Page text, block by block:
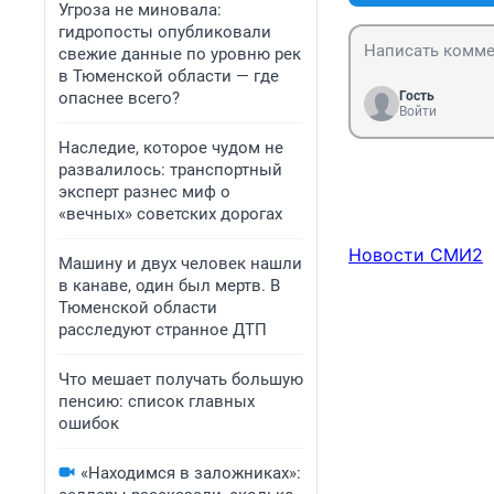
Угроза не миновала:
гидропосты опубликовали
свежие данные по уровню рек
в Тюменской области — где
опаснее всего?
Наследие, которое чудом не
развалилось: транспортный
эксперт разнес миф о
«вечных» советских дорогах
Машину и двух человек нашли
в канаве, один был мертв. В
Тюменской области
расследуют странное ДТП
Что мешает получать большую
пенсию: список главных
ошибок
«Находимся в заложниках»:
Гость
Войти
Новости СМИ2